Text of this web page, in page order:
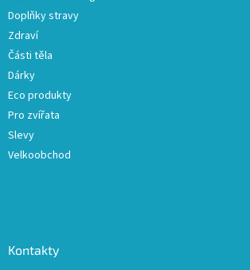
Doplňky stravy
Zdraví
Části těla
Dárky
Eco produkty
Pro zvířata
Slevy
Velkoobchod
Kontakty